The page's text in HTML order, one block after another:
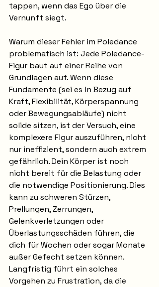
tappen, wenn das Ego über die
Vernunft siegt.
Warum dieser Fehler im Poledance
problematisch ist: Jede Poledance-
Figur baut auf einer Reihe von
Grundlagen auf. Wenn diese
Fundamente (sei es in Bezug auf
Kraft, Flexibilität, Körperspannung
oder Bewegungsabläufe) nicht
solide sitzen, ist der Versuch, eine
komplexere Figur auszuführen, nicht
nur ineffizient, sondern auch extrem
gefährlich. Dein Körper ist noch
nicht bereit für die Belastung oder
die notwendige Positionierung. Dies
kann zu schweren Stürzen,
Prellungen, Zerrungen,
Gelenkverletzungen oder
Überlastungsschäden führen, die
dich für Wochen oder sogar Monate
außer Gefecht setzen können.
Langfristig führt ein solches
Vorgehen zu Frustration, da die